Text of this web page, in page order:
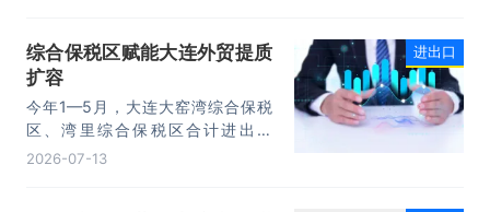
14.73万亿元，增长13.4%，进口
10.74万亿元，增长22.1%。
综合保税区赋能大连外贸提质
扩容
今年1—5月，大连大窑湾综合保税
区、湾里综合保税区合计进出口
332.22亿元，同比增长21%，占大
2026-07-13
进出口